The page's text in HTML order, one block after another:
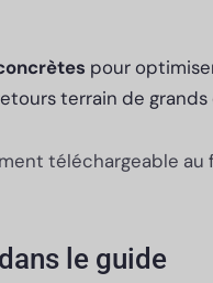
pour
terrain de
téléchargeable au
le guide